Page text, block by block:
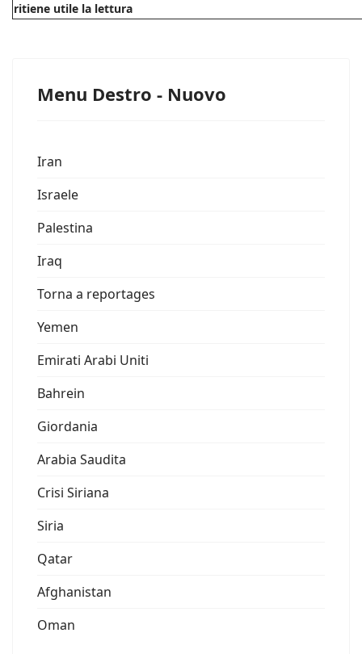
ritiene utile la lettura
Menu Destro - Nuovo
Iran
Israele
Palestina
Iraq
Torna a reportages
Yemen
Emirati Arabi Uniti
Bahrein
Giordania
Arabia Saudita
Crisi Siriana
Siria
Qatar
Afghanistan
Oman